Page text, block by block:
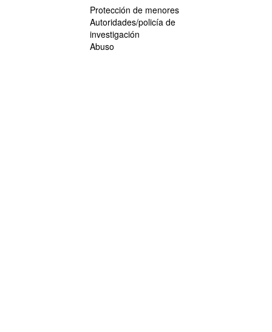
Protección de menores
Autoridades/policía de
investigación
Abuso